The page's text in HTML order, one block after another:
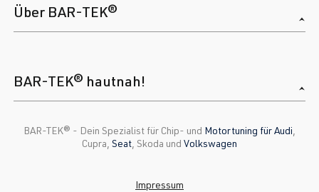
Über BAR-TEK®
BAR-TEK® hautnah!
BAR-TEK®️ - Dein Spezialist für Chip- und Motortuning für Audi,
Cupra, Seat, Skoda und Volkswagen
Impressum